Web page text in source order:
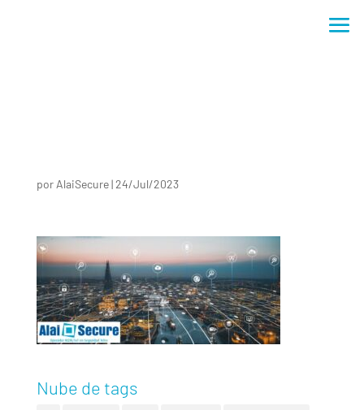
por AlaiSecure|24/Jul/2023
Nube de tags